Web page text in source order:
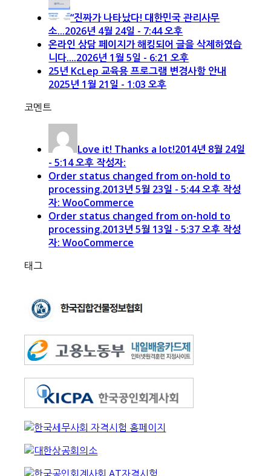
“진짜가 나타났다! 대한민국 관리사무
소...2026년 4월 24일 - 7:44 오후
온라인 상담 페이지가 해킹되어 글을 삭제하였습
니다....2026년 1월 5일 - 6:21 오후
25년 KcLep 교육용 프로그램 변경사항 안내
2025년 1월 21일 - 1:03 오후
코멘트
Love it! Thanks a lot!2014년 8월 24일
- 5:14 오후 작성자:
Order status changed from on-hold to
processing.2013년 5월 23일 - 5:44 오후 작성
자: WooCommerce
Order status changed from on-hold to
processing.2013년 5월 13일 - 5:37 오후 작성
자: WooCommerce
태그